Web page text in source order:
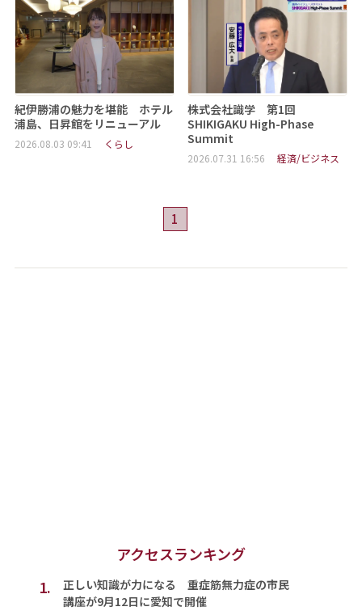
紀伊勝浦の魅力を堪能 ホテル
浦島、日昇館をリニューアル
2026.08.03 09:41 くらし
株式会社識学 第1回
SHIKIGAKU High-Phase
Summit
2026.07.31 16:56 経済/ビジネス
1
アクセスランキング
1.
正しい知識が力になる 重症筋無力症の市民
講座が9月12日に愛知で開催